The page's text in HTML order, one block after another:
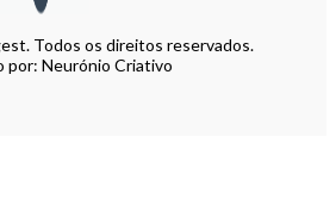
Todos os direitos reservados.
por: Neurónio Criativo